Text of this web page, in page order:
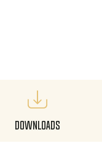
Downloads